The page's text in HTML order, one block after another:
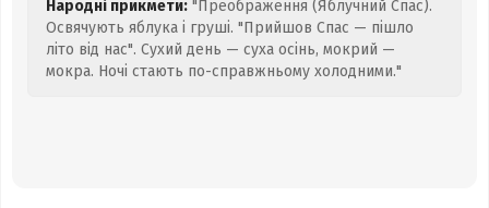
Народні прикмети: "Преображення (Яблучний Спас).
Освячують яблука і груші. "Прийшов Спас — пішло
літо від нас". Сухий день — суха осінь, мокрий —
мокра. Ночі стають по-справжньому холодними."